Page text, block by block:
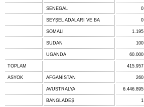
SENEGAL 0
SEYŞEL ADALARI VE BA 0
SOMALI 1.195
SUDAN 100
UGANDA 60.000
TOPLAM 415.957
ASYOK AFGANİSTAN 260
AVUSTRALYA 6.446.895
BANGLADEŞ 1